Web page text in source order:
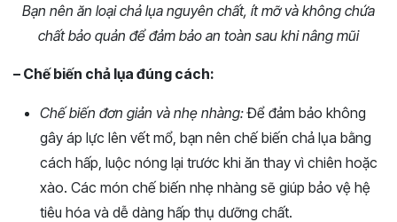
Bạn nên ăn loại chả lụa nguyên chất, ít mỡ và không chứa
chất bảo quản để đảm bảo an toàn sau khi nâng mũi
– Chế biến chả lụa đúng cách:
Chế biến đơn giản và nhẹ nhàng:Để đảm bảo không
gây áp lực lên vết mổ, bạn nên chế biến chả lụa bằng
cách hấp, luộc nóng lại trước khi ăn thay vì chiên hoặc
xào. Các món chế biến nhẹ nhàng sẽ giúp bảo vệ hệ
tiêu hóa và dễ dàng hấp thụ dưỡng chất.